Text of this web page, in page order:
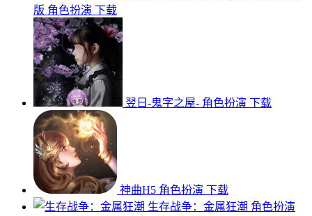
版 角色扮演 下载
翌日-鬼字之屋- 角色扮演 下载
神曲H5 角色扮演 下载
生存战争：金属狂潮 角色扮演